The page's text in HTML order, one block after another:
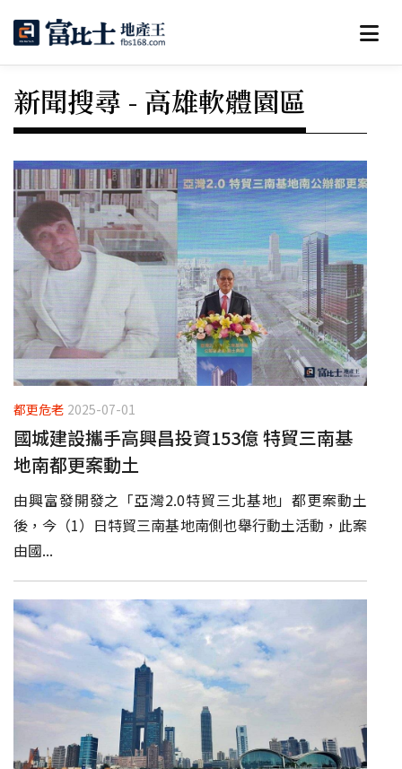
新聞搜尋 - 高雄軟體園區
都更危老 2025-07-01
國城建設攜手高興昌投資153億 特貿三南基
地南都更案動土
由興富發開發之「亞灣2.0特貿三北基地」都更案動土
後，今（1）日特貿三南基地南側也舉行動土活動，此案
由國...